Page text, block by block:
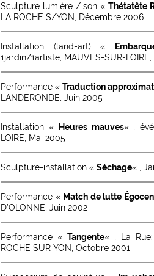
Sculpture lumière / son «Thétatête
LA ROCHE S/YON, Décembre 2006
Installation (land-art) «
1jardin/1artiste, MAUVES-SUR-
Performance «Traduction
LANDERONDE, Juin 2005
Installation « Heures mauves« ,
LOIRE, Mai 2005
Sculpture-installation « Séchage« ,
Performance « Match de lutte
D’OLONNE, Juin 2002
Performance « Tangente« , La
ROCHE SUR YON, Octobre 2001